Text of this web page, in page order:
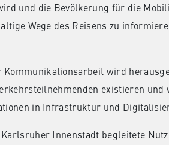
und die Bevölkerung für die
Wege des Reisens zu
wird
existieren und
in Infrastruktur und
Innenstadt begleitete